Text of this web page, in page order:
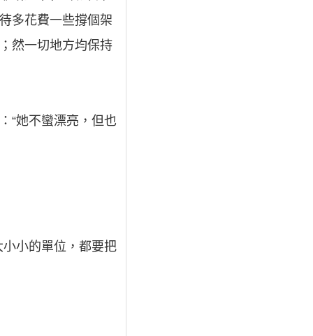
多花費一些撐個架
然一切地方均保持
“她不蠻漂亮，但也
小小的單位，都要把